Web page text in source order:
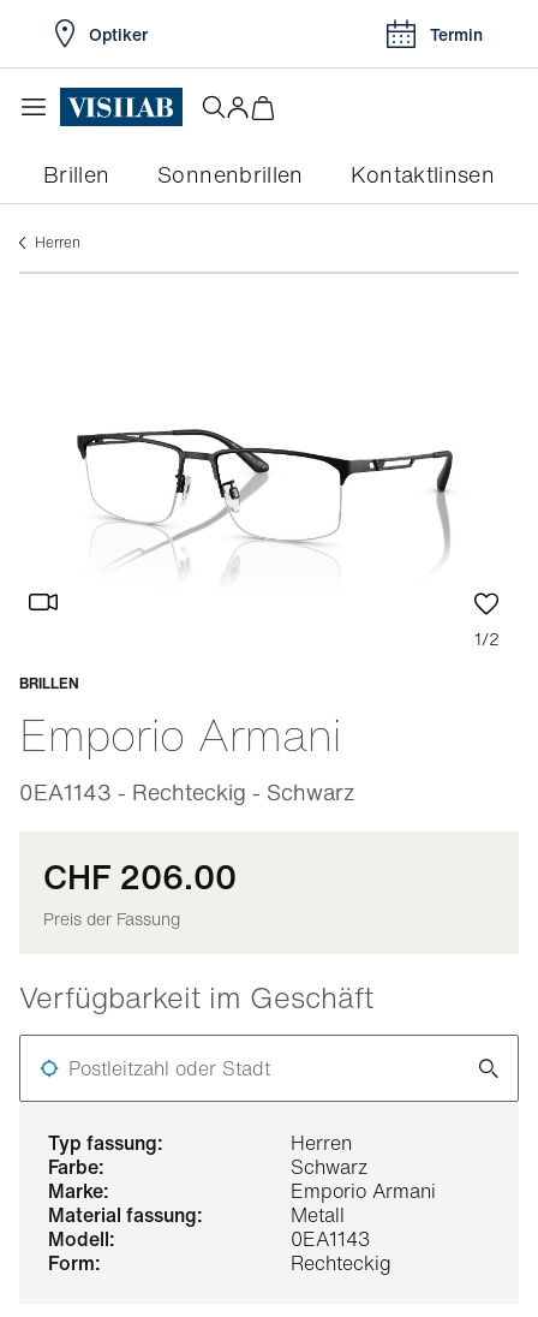
Optiker Termin
Brillen Sonnenbrillen Kontaktlinsen
herren
typ fassung:
Herren
farbe:
Schwarz
marke:
Emporio Armani
material fassung:
Metall
modell:
0EA1143
form:
Rechteckig
1/2
BRILLEN
Emporio Armani
0EA1143 - Rechteckig - Schwarz
Anpassbar
CHF 206.00
Preis der Fassung
Verfügbarkeit im Geschäft
Postleitzahl oder Stadt